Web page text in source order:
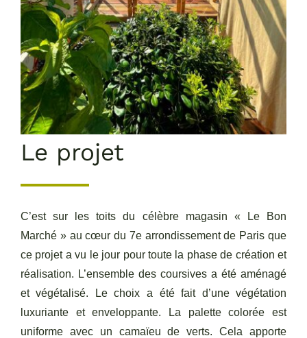
Le projet
C’est sur les toits du célèbre magasin « Le Bon
Marché » au cœur du 7e arrondissement de Paris que
ce projet a vu le jour pour toute la phase de création et
réalisation. L’ensemble des coursives a été aménagé
et végétalisé. Le choix a été fait d’une végétation
luxuriante et enveloppante. La palette colorée est
uniforme avec un camaïeu de verts. Cela apporte